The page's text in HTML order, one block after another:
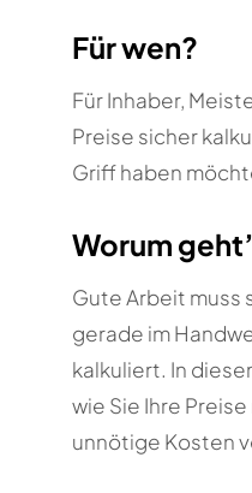
Für wen?
Für Inhaber,
Preise sicher
Griff haben
Worum
Gute Arbeit muss
gerade im
kalkuliert. In
wie Sie Ihre
unnötige Kosten